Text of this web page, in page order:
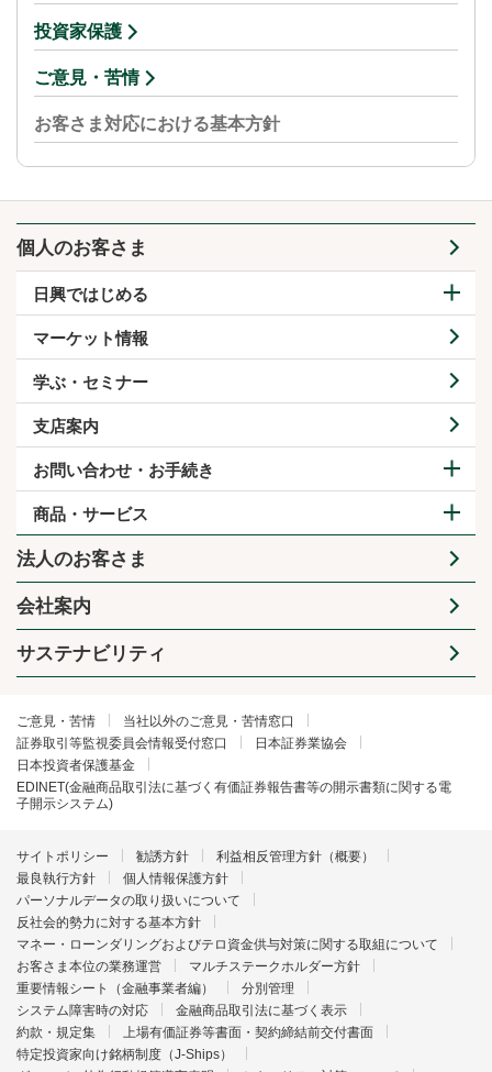
投資家保護
ご意見・苦情
お客さま対応における基本方針
個人のお客さま
日興ではじめる
マーケット情報
学ぶ・セミナー
支店案内
お問い合わせ・お手続き
商品・サービス
法人のお客さま
会社案内
サステナビリティ
ご意見・苦情
当社以外のご意見・苦情窓口
証券取引等監視委員会情報受付窓口
日本証券業協会
日本投資者保護基金
EDINET(金融商品取引法に基づく有価証券報告書等の開示書類に関する電
子開示システム)
サイトポリシー 勧誘方針
利益相反管理方針（概要）
最良執行方針
個人情報保護方針
パーソナルデータの取り扱いについて
反社会的勢力に対する基本方針
マネー・ローンダリングおよびテロ資金供与対策に関する取組について
お客さま本位の業務運営
マルチステークホルダー方針
重要情報シート（金融事業者編）
分別管理
システム障害時の対応
金融商品取引法に基づく表示
約款・規定集
上場有価証券等書面・契約締結前交付書面
特定投資家向け銘柄制度（J-Ships）